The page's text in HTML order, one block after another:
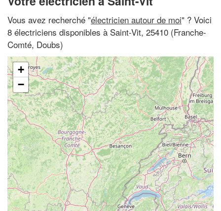
Vous avez recherché "électricien autour de moi" ? Voici
8 électriciens disponibles à Saint-Vit, 25410 (Franche-
Comté, Doubs)
+
−